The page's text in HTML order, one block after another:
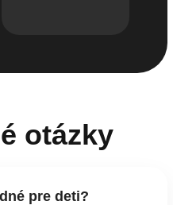
otázky
pre deti?